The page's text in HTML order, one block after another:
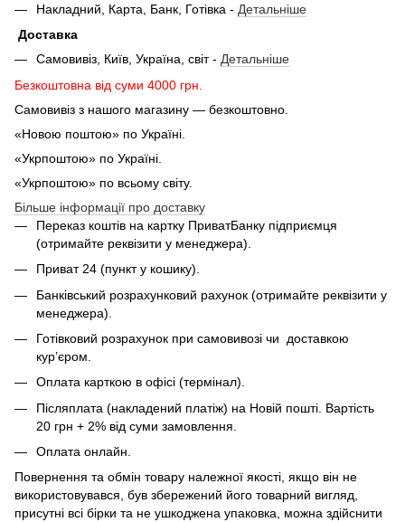
Накладний, Карта, Банк, Готівка - Детальніше
Доставка
Самовивіз, Київ, Україна, світ - Детальніше
Безкоштовна від суми 4000 грн.
Самовивіз з нашого магазину — безкоштовно.
«Новою поштою» по Україні.
«Укрпоштою» по Україні.
«Укрпоштою» по всьому світу.
Більше інформації про доставку
Переказ коштів на картку ПриватБанку підприємця
(отримайте реквізити у менеджера).
Приват 24 (пункт у кошику).
Банківський розрахунковий рахунок (отримайте реквізити у
менеджера).
Готівковий розрахунок при самовивозі чи доставкою
кур’єром.
Оплата карткою в офісі (термінал).
Післяплата (накладений платіж) на Новій пошті. Вартість
20 грн + 2% від суми замовлення.
Оплата онлайн.
Повернення та обмін товару належної якості, якщо він не
використовувався, був збережений його товарний вигляд,
присутні всі бірки та не ушкоджена упаковка, можна здійснити